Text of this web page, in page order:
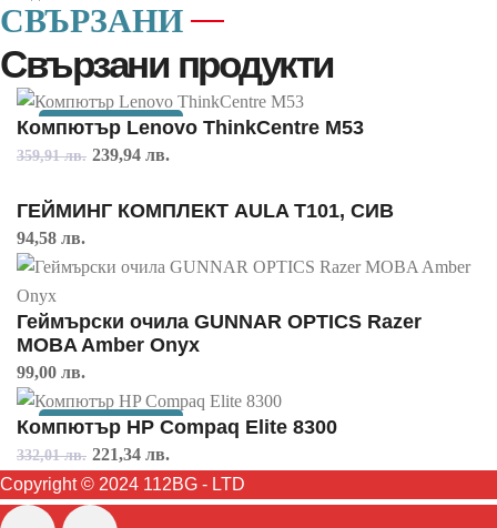
СВЪРЗАНИ
Свързани продукти
РАЗПРОДАЖБА!
Компютър Lenovo ThinkCentre M53
359,91лв. Original
was:
239,94 лв.Текущата
е:
ГЕЙМИНГ КОМПЛЕКТ AULA T101, СИВ
94,58 лв.
Геймърски очила GUNNAR OPTICS Razer
MOBA Amber Onyx
99,00 лв.
РАЗПРОДАЖБА!
Компютър HP Compaq Elite 8300
332,01лв. Original
price
was:
221,34 лв.Текущата
цена
е:
Copyright © 2024 112BG - LTD